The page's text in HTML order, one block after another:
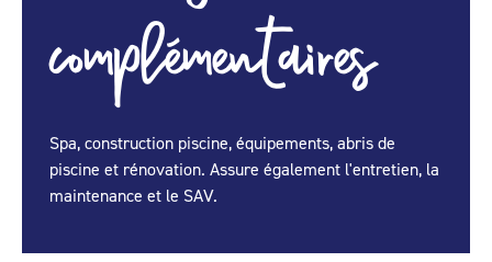
complémentaires
Spa, construction piscine, équipements, abris de
piscine et rénovation. Assure également l'entretien, la
maintenance et le SAV.